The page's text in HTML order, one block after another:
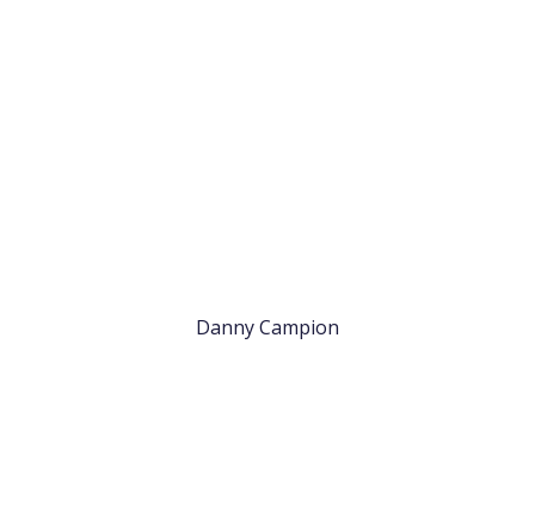
Danny Campion